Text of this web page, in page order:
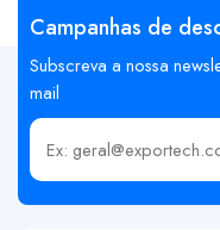
Campanhas de
Subscreva a nossa
mail
Insira o seu email